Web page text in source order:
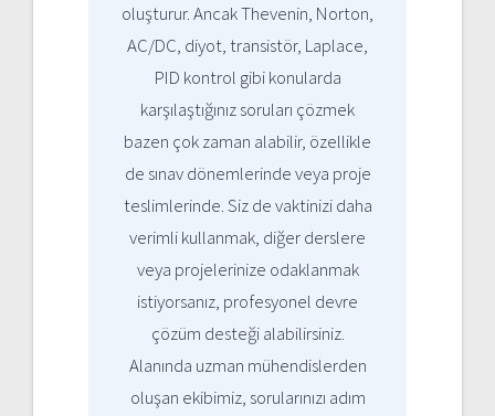
oluşturur. Ancak Thevenin, Norton,
AC/DC, diyot, transistör, Laplace,
PID kontrol gibi konularda
karşılaştığınız soruları çözmek
bazen çok zaman alabilir, özellikle
de sınav dönemlerinde veya proje
teslimlerinde. Siz de vaktinizi daha
verimli kullanmak, diğer derslere
veya projelerinize odaklanmak
istiyorsanız, profesyonel devre
çözüm desteği alabilirsiniz.
Alanında uzman mühendislerden
oluşan ekibimiz, sorularınızı adım